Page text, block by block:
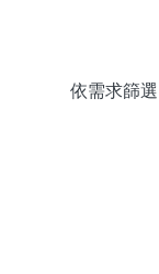
依需求篩